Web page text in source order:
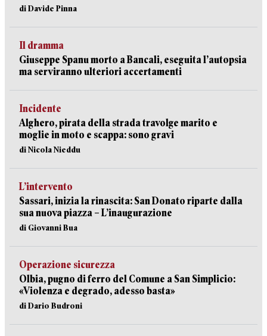
di Davide Pinna
Il dramma
Giuseppe Spanu morto a Bancali, eseguita l’autopsia
ma serviranno ulteriori accertamenti
Incidente
Alghero, pirata della strada travolge marito e
moglie in moto e scappa: sono gravi
di Nicola Nieddu
L’intervento
Sassari, inizia la rinascita: San Donato riparte dalla
sua nuova piazza – L’inaugurazione
di Giovanni Bua
Operazione sicurezza
Olbia, pugno di ferro del Comune a San Simplicio:
«Violenza e degrado, adesso basta»
di Dario Budroni